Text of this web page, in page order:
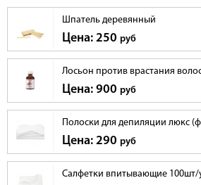
Шпатель деревянный
Цена: 250 руб
Лосьон против врастания
Цена: 900 руб
Полоски для депиляции люкс
Цена: 290 руб
Салфетки впитывающие 100шт/